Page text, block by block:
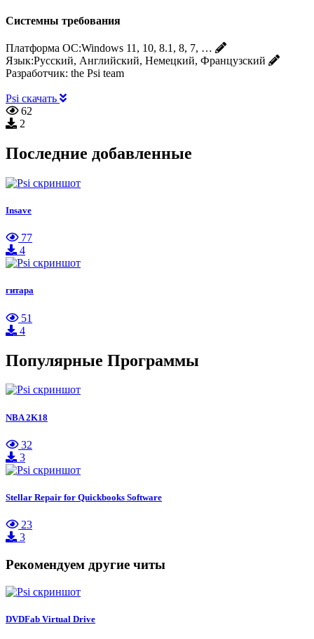
Системны требования
Платформа ОС:Windows 11, 10, 8.1, 8, 7, …
Язык:Русский, Английский, Немецкий, Французский
Разработчик: the Psi team
Psi скачать
62
2
Последние добавленные
Insave
77
4
гитара
51
4
Популярные Программы
NBA 2K18
32
3
Stellar Repair for Quickbooks Software
23
3
Рекомендуем другие читы
DVDFab Virtual Drive